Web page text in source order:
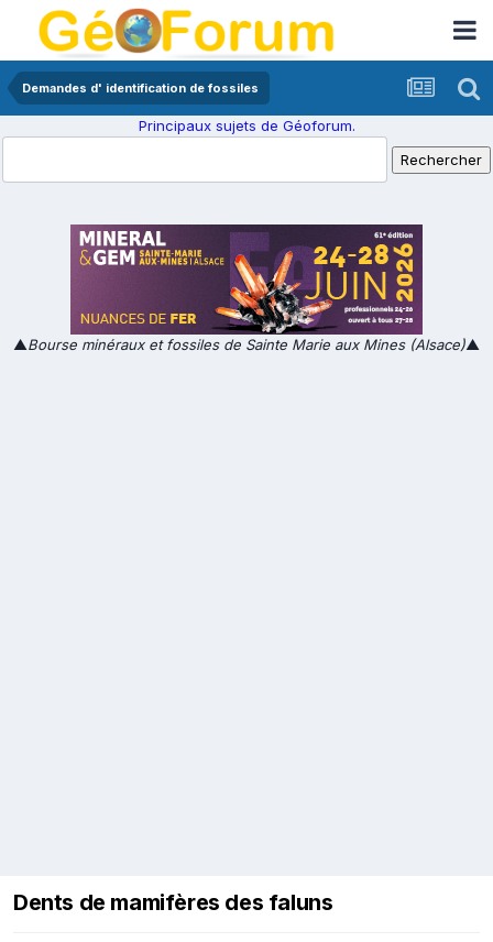
Demandes d' identification de fossiles
Principaux sujets de Géoforum.
▲Bourse minéraux et fossiles de Sainte Marie aux Mines (Alsace)▲
Dents de mamifères des faluns